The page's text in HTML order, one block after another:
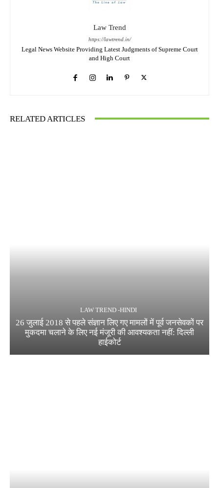
Law Trend
https://lawtrend.in/
Legal News Website Providing Latest Judgments of Supreme Court
and High Court
RELATED ARTICLES
LAW TREND -HINDI
26 जुलाई 2018 से पहले संज्ञान लिए गए मामलों में पूर्व जनसेवकों पर
मुकदमा चलाने के लिए नई मंजूरी की आवश्यकता नहीं: दिल्ली
हाईकोर्ट